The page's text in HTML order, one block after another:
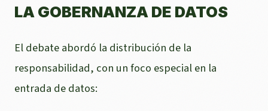
LA GOBERNANZA DE DATOS
El debate abordó la distribución de la
responsabilidad, con un foco especial en la
entrada de datos: